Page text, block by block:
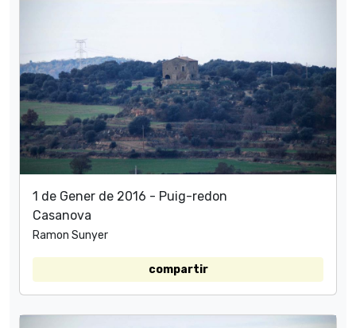
1 de Gener de 2016 - Puig-redon
Casanova
Ramon Sunyer
compartir